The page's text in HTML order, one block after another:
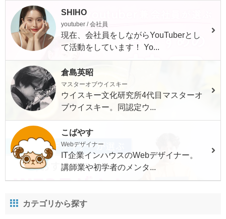
SHIHO
youtuber / 会社員
現在、会社員をしながらYouTuberとし
て活動をしています！ Yo...
倉島英昭
マスターオブウイスキー
ウイスキー文化研究所4代目マスターオ
ブウイスキー。同認定ウ...
こばやす
Webデザイナー
IT企業インハウスのWebデザイナー。
講師業や初学者のメンタ...
カテゴリから探す